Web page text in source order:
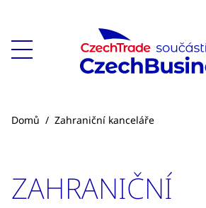
Domů / Zahraniční kanceláře
ZAHRANIČNÍ